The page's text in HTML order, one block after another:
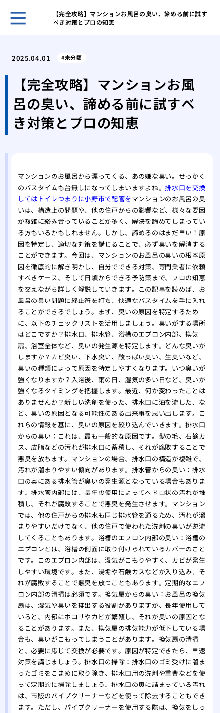
【完全攻略】マンションお風呂の臭い、諦める前に試す
べき対策とプロの知恵
特
処法
2025.04.01 未分類
【完全攻略】マンションお風
呂の臭い、諦める前に試すべ
き対策とプロの知恵
マンションのお風呂から漂ってくる、あの嫌な臭い。せっかく
のバスタイムも台無しになってしまいますよね。排水口を交換
してはトイレつまりに小野市で配管をマンションのお風呂の臭
いは、構造上の問題や、他の住戸からの影響など、様々な要因
が複雑に絡み合っていることが多く、解決を諦めてしまってい
る方もいるかもしれません。しかし、諦めるのはまだ早い！原
因を特定し、適切な対策を講じることで、必ず臭いを解消する
ことができます。今回は、マンションのお風呂の臭いの根本原
因を徹底的に解き明かし、自分でできる対策、専門業者に依頼
すべきケース、そして日頃からできる予防策まで、プロの知恵
を交えながら詳しく解説していきます。この記事を読めば、お
風呂の臭い問題に終止符を打ち、快適なバスタイムを手に入れ
ることができるでしょう。まず、臭いの原因を特定するため
に、以下のチェックリストを活用しましょう。臭いがする場所
はどこですか？排水口、排水管、浴槽のエプロン内部、換気
扇、浴室全体など、臭いの発生源を特定します。どんな臭いが
しますか？カビ臭い、下水臭い、酸っぱい臭い、生臭いなど、
臭いの種類によって原因を特定しやすくなります。いつ臭いが
強くなりますか？入浴後、雨の日、湿気の多い日など、臭いが
強くなるタイミングを把握します。最近、何か変わったことは
ありませんか？新しい洗剤を使った、排水口に油を流した、な
ど、臭いの原因となる可能性のある出来事を思い出します。こ
れらの情報を基に、臭いの原因を絞り込んでいきます。排水口
からの臭い：これは、最も一般的な原因です。髪の毛、石鹸カ
ス、皮脂などの汚れが排水口に蓄積し、それが腐敗することで
悪臭を放ちます。マンションの場合、排水口の構造が複雑で、
汚れが溜まりやすい傾向があります。排水管からの臭い：排水
口の奥にある排水管が臭いの発生源となっている場合もありま
す。排水管内部には、長年の使用によってヘドロ状の汚れが堆
積し、それが腐敗することで悪臭を発生させます。マンション
では、他の住戸からの排水も同じ排水管を通るため、汚れが溜
まりやすいだけでなく、他の住戸で使われた洗剤の臭いが逆流
してくることもあります。浴槽のエプロン内部の臭い：浴槽の
エプロンとは、浴槽の側面に取り付けられているカバーのこと
です。このエプロン内部は、湿気がこもりやすく、カビが発生
しやすい環境です。また、湯垢や石鹸カスなどが入り込み、そ
れが腐敗することで悪臭を放つこともあります。定期的なエプ
ロン内部の清掃は必須です。換気扇からの臭い：お風呂の換気
扇は、湿気や臭いを排出する役割がありますが、長年使用して
いると、内部にホコリやカビが繁殖し、それが臭いの原因とな
ることがあります。また、換気扇の排気能力が低下している場
合も、臭いがこもってしまうことがあります。換気扇の清掃
と、必要に応じて交換が必要です。原因が特定できたら、早速
対策を講じましょう。排水口の掃除：排水口のゴミ受けに溜ま
ったゴミをこまめに取り除き、排水口用の洗剤や重曹などを使
って定期的に掃除しましょう。排水口の奥に詰まっている汚れ
は、市販のパイプクリーナーなどを使って除去することもでき
ます。ただし、パイプクリーナーを使用する際は、換気をしっ